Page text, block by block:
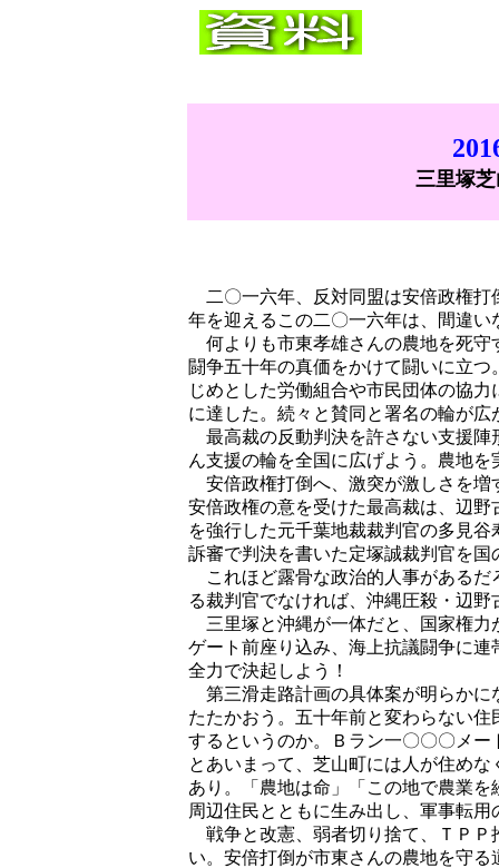
三里塚
二〇一六年、反対同盟は安倍政権打
年を迎えるこの二〇一六年は、間違
何よりも市東孝雄さんの農地を死守
闘争五十年の真価をかけて闘いに立
じめとした労働組合や市民団体の協
に達した。続々と賛同と署名の輪が広
最高裁の反動判決を許さない支援陣
ん支援の輪を全国に広げよう。農地
安倍政権打倒へ、激突が激しさを増
安倍政権の意を受けた最高裁は、辺
を強行した元千葉地裁裁判官の多見
訴審で判決を書いた定塚誠裁判官を
これほど露骨な政治的人事があるだ
る裁判官でなければ、沖縄圧殺・辺
三里塚と沖縄が一体だと、国家権力
ゲート前座り込み、海上抗議闘争に
全力で決起しよう！
第三滑走路計画の具体案が明らかに
たたかおう。五十年前と変わらない
するというのか。Ｂラン一〇〇〇メ
とあいまって、芝山町には人が住め
あり。「農地は命」「この地で農業
周辺住民とともに生み出し、軍事転
戦争と改憲、弱者切り捨て、ＴＰＰ
い。安倍打倒が市東さんの農地を守